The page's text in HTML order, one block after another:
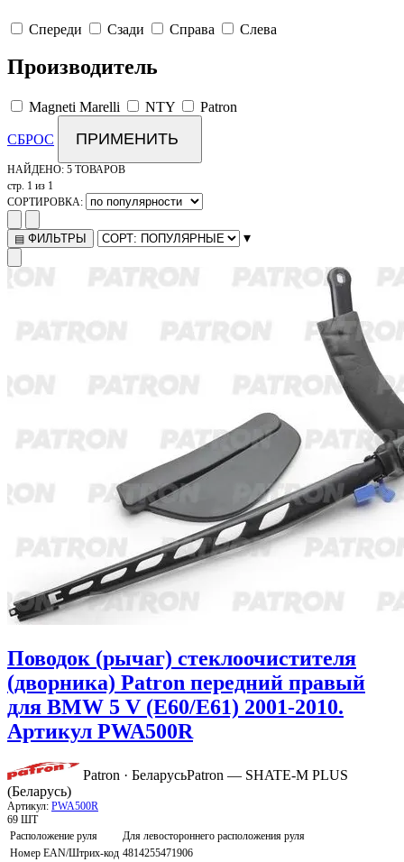
Спереди Сзади Справа Слева
Производитель
Magneti Marelli NTY Patron
СБРОС ПРИМЕНИТЬ
НАЙДЕНО: 5 ТОВАРОВ
стр. 1 из 1
СОРТИРОВКА:
▤ ФИЛЬТРЫ ▾
Поводок (рычаг) стеклоочистителя
(дворника) Patron передний правый
для BMW 5 V (E60/E61) 2001-2010.
Артикул PWA500R
Patron · БеларусьPatron — SHATE-M PLUS
(Беларусь)
Артикул: PWA500R
69 ШТ
Расположение руля
Для левостороннего расположения руля
Номер EAN/Штрих-код 4814255471906